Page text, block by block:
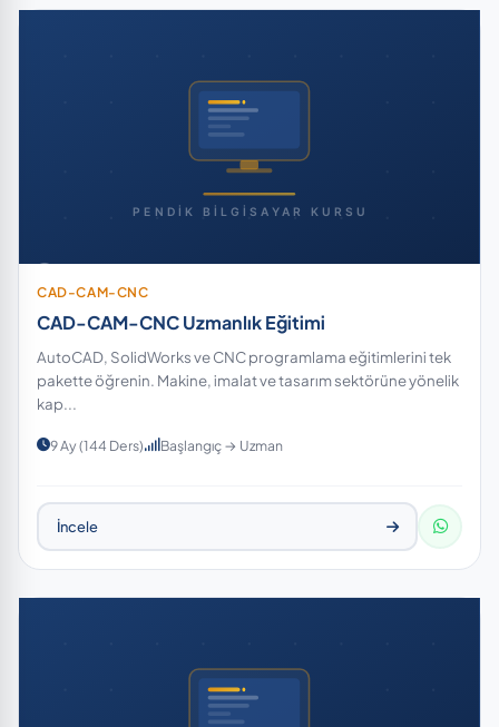
CAD-CAM-CNC
CAD-CAM-CNC Uzmanlık Eğitimi
AutoCAD, SolidWorks ve CNC programlama eğitimlerini tek
pakette öğrenin. Makine, imalat ve tasarım sektörüne yönelik
kap...
9 Ay (144 Ders) Başlangıç → Uzman
İncele